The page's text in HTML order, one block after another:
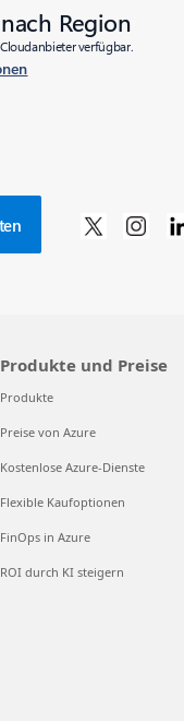
Region
verfügbar.
Produkte und Preise
Produkte
Preise von Azure
Kostenlose Azure-Dienste
Flexible Kaufoptionen
FinOps in Azure
ROI durch KI steigern